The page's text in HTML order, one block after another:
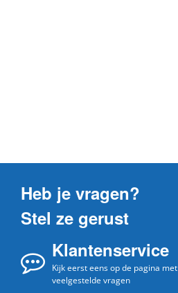
Heb je vragen?
Stel ze gerust
Klantenservice
Kijk eerst eens op de pagina met
veelgestelde vragen